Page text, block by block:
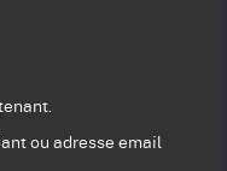
ou adresse email